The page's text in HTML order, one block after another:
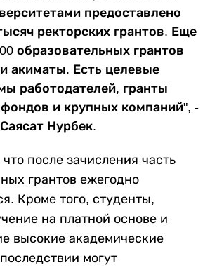
предоставлено
ректорских грантов. Еще
образовательных грантов
акиматы. Есть целевые
работодателей, гранты
и крупных компаний", -
Нурбек.
после зачисления часть
грантов ежегодно
Кроме того, студенты,
на платной основе и
высокие академические
могут